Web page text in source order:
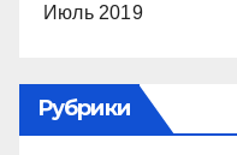
Июль 2019
Рубрики